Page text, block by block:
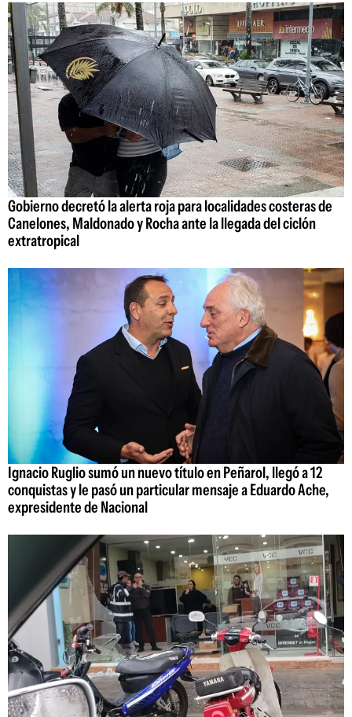
Gobierno decretó la alerta roja para localidades costeras de
Canelones, Maldonado y Rocha ante la llegada del ciclón
extratropical
Ignacio Ruglio sumó un nuevo título en Peñarol, llegó a 12
conquistas y le pasó un particular mensaje a Eduardo Ache,
expresidente de Nacional